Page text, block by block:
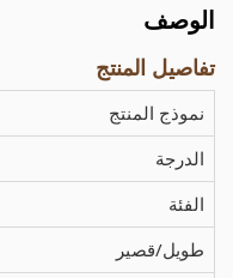
الوصف
تفاصيل المنتج
نموذج المنتج
الدرجة
الفئة
طويل/قصير